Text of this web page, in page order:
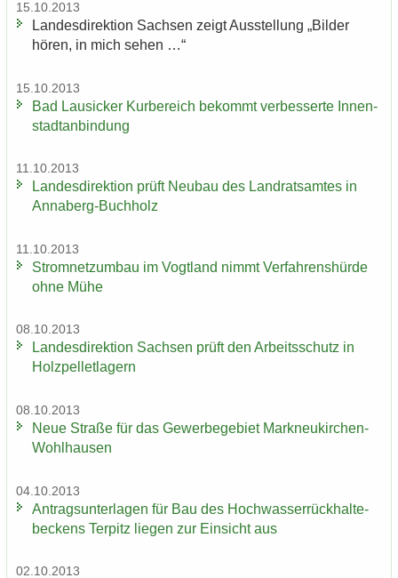
15.10.2013
Lan­des­di­rek­ti­on Sach­sen zeigt Aus­stel­lung „Bil­der
hören, in mich sehen …“
15.10.2013
Bad Lau­si­cker Kur­be­reich be­kommt ver­bes­ser­te In­nen­
stadt­an­bin­dung
11.10.2013
Lan­des­di­rek­ti­on prüft Neu­bau des Land­rats­am­tes in
Annaberg-​Buchholz
11.10.2013
Strom­netz­um­bau im Vogt­land nimmt Ver­fah­rens­hür­de
ohne Mühe
08.10.2013
Lan­des­di­rek­ti­on Sach­sen prüft den Ar­beits­schutz in
Holz­pel­let­la­gern
08.10.2013
Neue Stra­ße für das Ge­wer­be­ge­biet Markneukirchen-​
Wohlhausen
04.10.2013
An­trags­un­ter­la­gen für Bau des Hoch­was­ser­rück­hal­te­
be­ckens Ter­pitz lie­gen zur Ein­sicht aus
02.10.2013